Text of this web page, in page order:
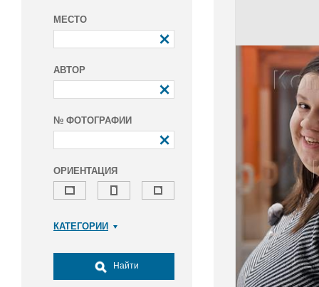
МЕСТО
АВТОР
№ ФОТОГРАФИИ
ОРИЕНТАЦИЯ
КАТЕГОРИИ
Досуг, туризм и отдых
Культура
Найти